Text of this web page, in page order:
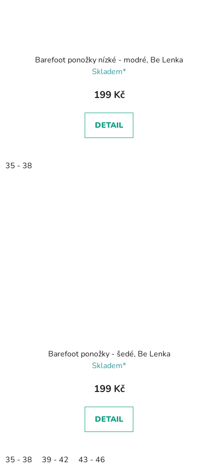
Barefoot ponožky nízké - modré, Be Lenka
Skladem*
199 Kč
DETAIL
35 - 38
Barefoot ponožky - šedé, Be Lenka
Skladem*
199 Kč
DETAIL
35 - 38 39 - 42 43 - 46